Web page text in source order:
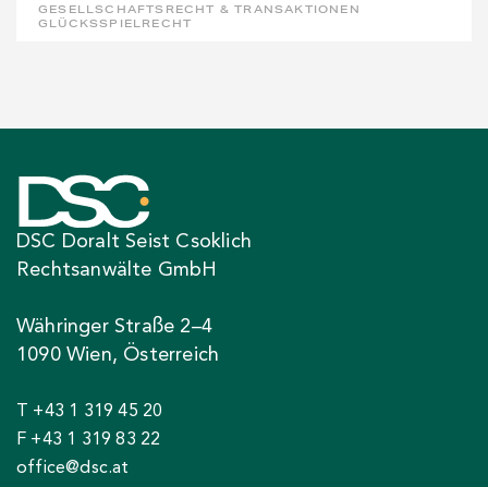
GESELLSCHAFTSRECHT & TRANSAKTIONEN
GLÜCKSSPIELRECHT
DSC Doralt Seist Csoklich
Rechtsanwälte GmbH
Währinger Straße 2–4
1090 Wien, Österreich
T +43 1 319 45 20
F +43 1 319 83 22
office@dsc.at